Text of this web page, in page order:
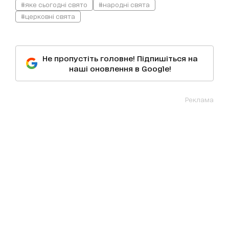
#яке сьогодні свято
#народні свята
#церковні свята
Не пропустіть головне! Підпишіться на
наші оновлення в Google!
Реклама